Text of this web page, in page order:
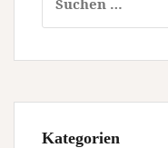
nach:
Kategorien